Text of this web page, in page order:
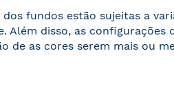
dos fundos estão sujeitas a
Além disso, as
de as cores serem mais ou